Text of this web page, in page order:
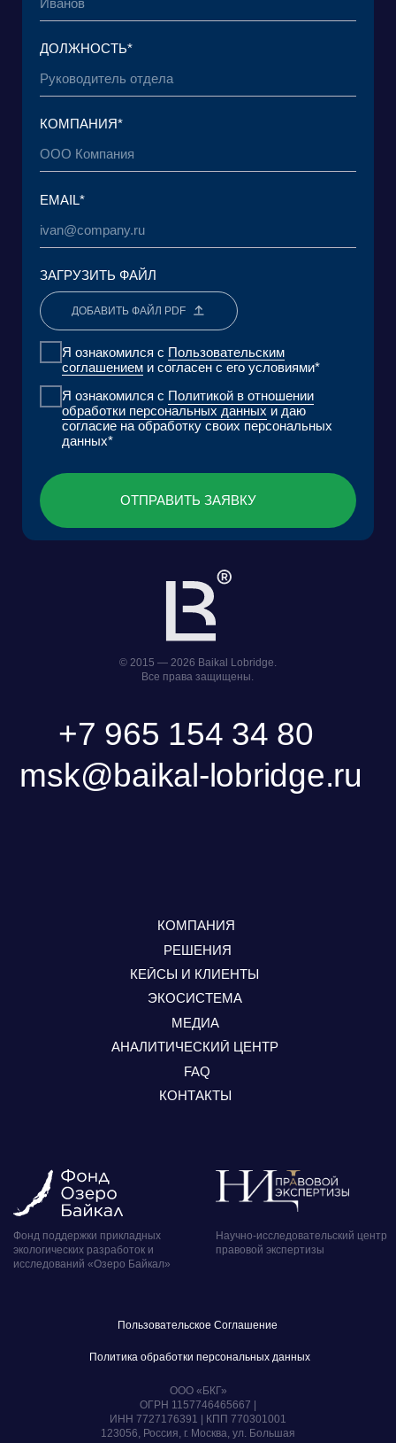
msk@baikal-lobridge.ru
+7 965 154 34 80
КОНТАКТЫ
АНАЛИТИЧЕСКИЙ ЦЕНТР
МЕДИА
ЭКОСИСТЕМА
КОМПАНИЯ
СКАЧАТЬ ПРЕЗЕНТАЦИЮ
ИНН 7727176391 | КПП 770301001
123056, Россия, г. Москва, ул. Большая
Грузинская 30А, стр. 1, БЦ «Грузинка 30»
Фонд поддержки прикладных
экологических разработок и
исследований «Озеро Байкал»
Научно-исследовательский центр
правовой экспертизы